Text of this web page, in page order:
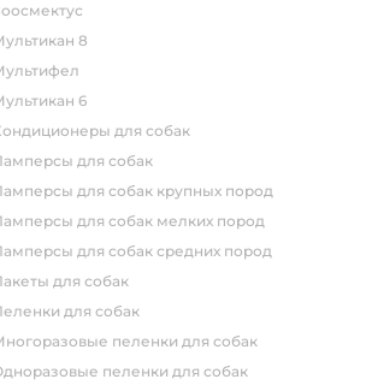
зоосмектус
мультикан 8
мультифел
мультикан 6
кондиционеры для собак
памперсы для собак
памперсы для собак крупных пород
памперсы для собак мелких пород
памперсы для собак средних пород
пакеты для собак
пеленки для собак
многоразовые пеленки для собак
одноразовые пеленки для собак